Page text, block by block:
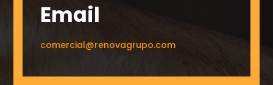
Email
comercial@renovagrupo.com